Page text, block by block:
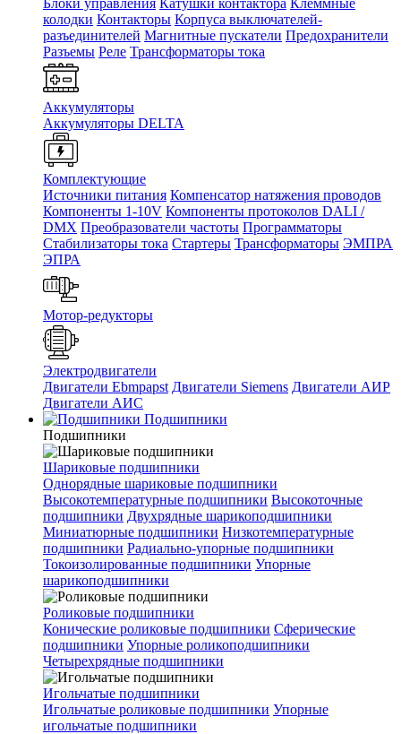
Блоки управления Катушки контактора Клеммные
колодки Контакторы Корпуса выключателей-
разъединителей Магнитные пускатели Предохранители
Разъемы Реле Трансформаторы тока
Аккумуляторы
Аккумуляторы DELTA
Комплектующие
Источники питания Компенсатор натяжения проводов
Компоненты 1-10V Компоненты протоколов DALI /
DMX Преобразователи частоты Программаторы
Стабилизаторы тока Стартеры Трансформаторы ЭМПРА
ЭПРА
Мотор-редукторы
Электродвигатели
Двигатели Ebmpapst Двигатели Siemens Двигатели АИР
Двигатели АИС
Подшипники
Подшипники
Шариковые подшипники
Однорядные шариковые подшипники
Высокотемпературные подшипники Высокоточные
подшипники Двухрядные шарикоподшипники
Миниатюрные подшипники Низкотемпературные
подшипники Радиально-упорные подшипники
Токоизолированные подшипники Упорные
шарикоподшипники
Роликовые подшипники
Конические роликовые подшипники Сферические
подшипники Упорные роликоподшипники
Четырехрядные подшипники
Игольчатые подшипники
Игольчатые роликовые подшипники Упорные
игольчатые подшипники